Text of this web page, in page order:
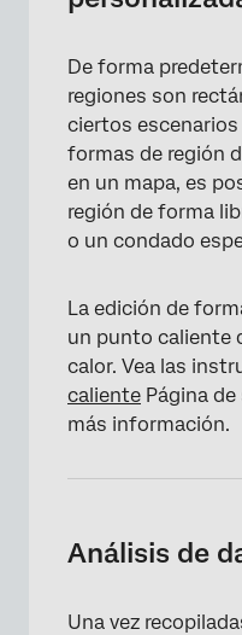
De forma
regiones son
ciertos
formas de región
en un mapa, es
región de forma
o un condado
La edición de
un punto caliente
calor. Vea las
caliente Página
más información.
Análisis de
Una vez